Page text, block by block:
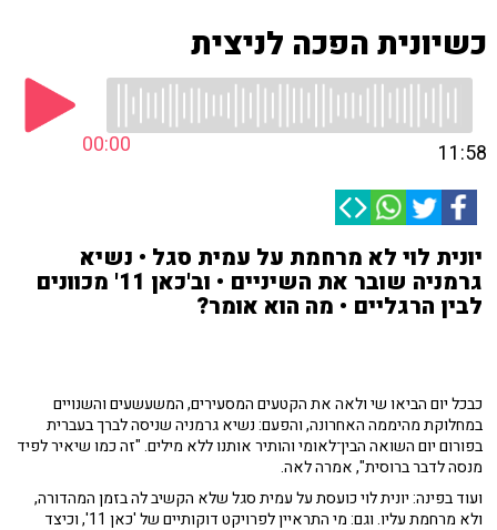
כשיונית הפכה לניצית
00:00 11:58
יונית לוי לא מרחמת על עמית סגל • נשיא
גרמניה שובר את השיניים • וב'כאן 11' מכוונים
לבין הרגליים • מה הוא אומר?
כבכל יום הביאו שי ולאה את הקטעים המסעירים, המשעשעים והשנויים
במחלוקת מהיממה האחרונה, והפעם: נשיא גרמניה שניסה לברך בעברית
בפורום יום השואה הבין־לאומי והותיר אותנו ללא מילים. "זה כמו שיאיר לפיד
מנסה לדבר ברוסית", אמרה לאה.
ועוד בפינה: יונית לוי כועסת על עמית סגל שלא הקשיב לה בזמן המהדורה,
ולא מרחמת עליו. וגם: מי התראיין לפרויקט דוקותיים של 'כאן 11', וכיצד